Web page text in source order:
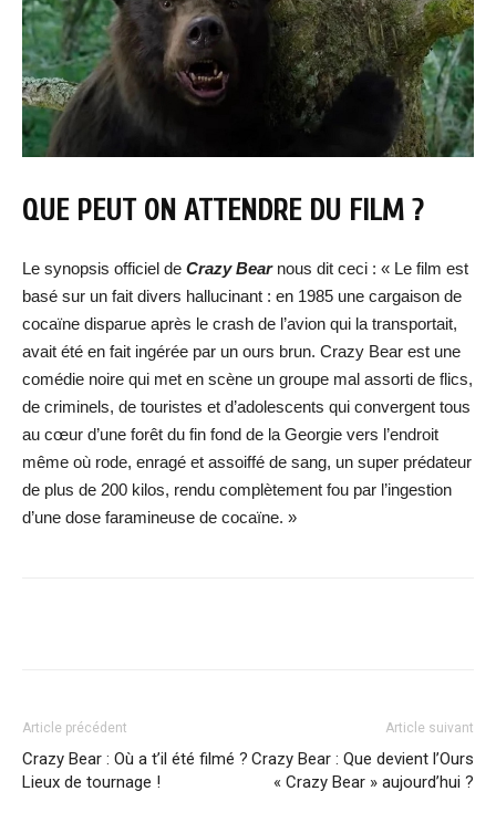
QUE PEUT ON ATTENDRE DU FILM ?
Le synopsis officiel de Crazy Bear nous dit ceci : « Le film est
basé sur un fait divers hallucinant : en 1985 une cargaison de
cocaïne disparue après le crash de l’avion qui la transportait,
avait été en fait ingérée par un ours brun. Crazy Bear est une
comédie noire qui met en scène un groupe mal assorti de flics,
de criminels, de touristes et d’adolescents qui convergent tous
au cœur d’une forêt du fin fond de la Georgie vers l’endroit
même où rode, enragé et assoiffé de sang, un super prédateur
de plus de 200 kilos, rendu complètement fou par l’ingestion
d’une dose faramineuse de cocaïne. »
Article précédent
Crazy Bear : Où a t’il été filmé ?
Lieux de tournage !
Article suivant
Crazy Bear : Que devient l’Ours
« Crazy Bear » aujourd’hui ?